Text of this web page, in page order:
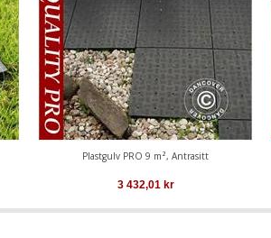
Plastgulv PRO 9 m², Antrasitt
3 432,01 kr